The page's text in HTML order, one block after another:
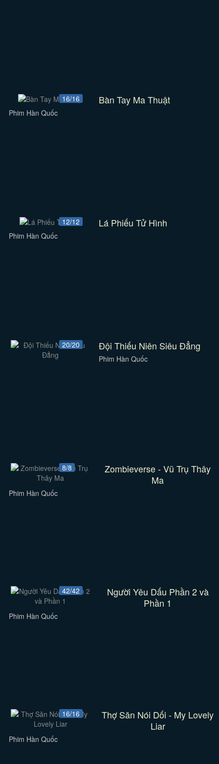
16/16 Bàn Tay Ma Thuật
Phim Hàn Quốc
12/12 Lá Phiếu Tử Hình
Phim Hàn Quốc
20/20 Đội Thiếu Niên Siêu Đẳng
Phim Hàn Quốc
8/8
Zombieverse - Vũ Trụ Thây
Ma
Phim Hàn Quốc
42/42
Người Yêu Dấu Phần 2 và
Phần 1
Phim Hàn Quốc
16/16
Thợ Săn Nói Dối - My Lovely
Liar
Phim Hàn Quốc